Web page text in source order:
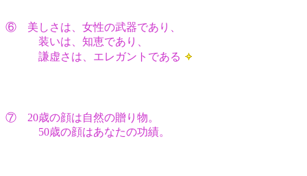
⑥ 美しさは、女性の武器であり、
装いは、知恵であり、
謙虚さは、エレガントである
⑦ 20歳の顔は自然の贈り物。
50歳の顔はあなたの功績。